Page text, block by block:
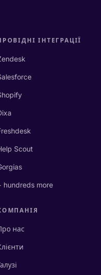
ІНТЕГРАЦІЇ
Scout
hundreds more
нас